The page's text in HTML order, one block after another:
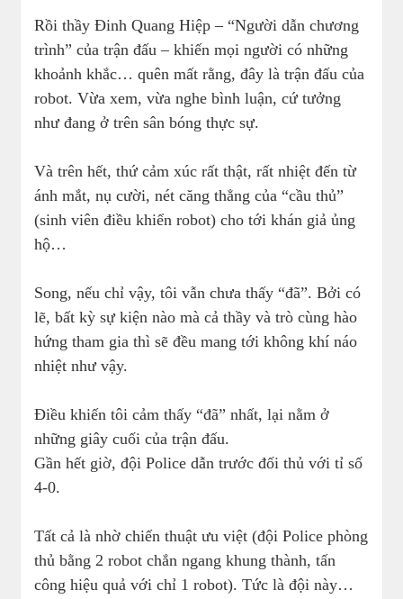
Rồi thầy Đinh Quang Hiệp – “Người dẫn chương
trình” của trận đấu – khiến mọi người có những
khoảnh khắc… quên mất rằng, đây là trận đấu của
robot. Vừa xem, vừa nghe bình luận, cứ tưởng
như đang ở trên sân bóng thực sự.
Và trên hết, thứ cảm xúc rất thật, rất nhiệt đến từ
ánh mắt, nụ cười, nét căng thẳng của “cầu thủ”
(sinh viên điều khiển robot) cho tới khán giả ủng
hộ…
Song, nếu chỉ vậy, tôi vẫn chưa thấy “đã”. Bởi có
lẽ, bất kỳ sự kiện nào mà cả thầy và trò cùng hào
hứng tham gia thì sẽ đều mang tới không khí náo
nhiệt như vậy.
Điều khiến tôi cảm thấy “đã” nhất, lại nằm ở
những giây cuối của trận đấu.
Gần hết giờ, đội Police dẫn trước đối thủ với tỉ số
4-0.
Tất cả là nhờ chiến thuật ưu việt (đội Police phòng
thủ bằng 2 robot chắn ngang khung thành, tấn
công hiệu quả với chỉ 1 robot). Tức là đội này…